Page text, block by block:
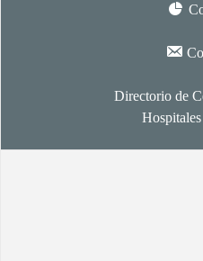
Directorio de